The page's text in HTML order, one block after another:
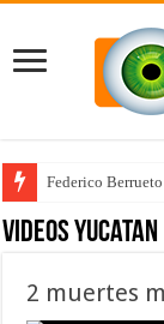
Federico
Videos Yucatan
2 muertes